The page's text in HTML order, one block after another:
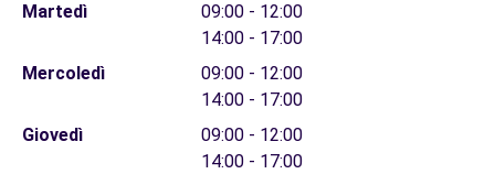
Martedì
09:00 - 12:00
14:00 - 17:00
Mercoledì
09:00 - 12:00
14:00 - 17:00
Giovedì
09:00 - 12:00
14:00 - 17:00